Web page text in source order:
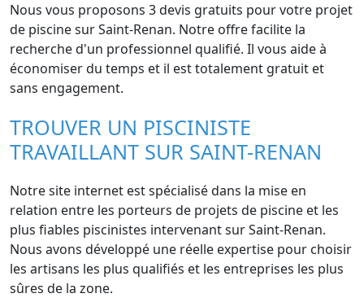
Nous vous proposons 3 devis gratuits pour votre projet
de piscine sur Saint-Renan. Notre offre facilite la
recherche d'un professionnel qualifié. Il vous aide à
économiser du temps et il est totalement gratuit et
sans engagement.
TROUVER UN PISCINISTE
TRAVAILLANT SUR SAINT-RENAN
Notre site internet est spécialisé dans la mise en
relation entre les porteurs de projets de piscine et les
plus fiables piscinistes intervenant sur Saint-Renan.
Nous avons développé une réelle expertise pour choisir
les artisans les plus qualifiés et les entreprises les plus
sûres de la zone.